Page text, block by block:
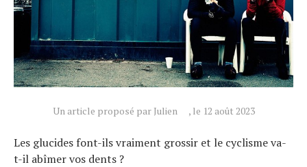
Un article proposé par Julien , le 12 août 2023
Les glucides font-ils vraiment grossir et le cyclisme va-
t-il abîmer vos dents ?